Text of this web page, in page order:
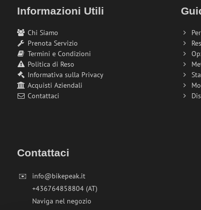
Informazioni Utili
Chi Siamo
Prenota Servizio
Termini e Condizioni
Politica di Reso
Informativa sulla Privacy
Acquisti Aziendali
Contattaci
Contattaci
✉️
info@bikepeak.it
+436764858804 (AT)
Naviga nel negozio